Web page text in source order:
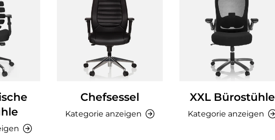
Chefsessel
Kategorie anzeigen
XXL Bürostühle
Kategorie anzeigen